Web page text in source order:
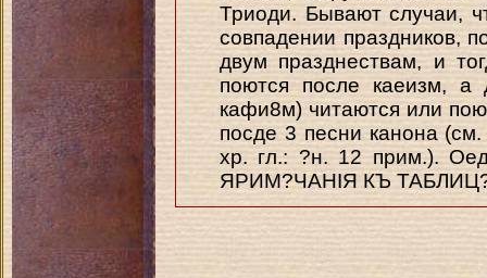
Триоди. Бывают случаи,
совпадении праздников,
двум празднествам, и
поются после каеизм, a
кафи8м) читаются или
посде 3 песни канона
хр. гл.: ?н. 12 прим.).
ЯРИМ?ЧАНІЯ КЪ